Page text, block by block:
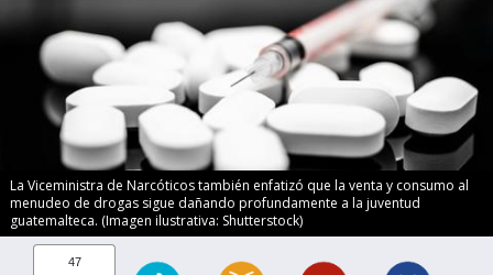
La Viceministra de Narcóticos también enfatizó que la venta y consumo al
menudeo de drogas sigue dañando profundamente a la juventud
guatemalteca. (Imagen ilustrativa: Shutterstock)
47